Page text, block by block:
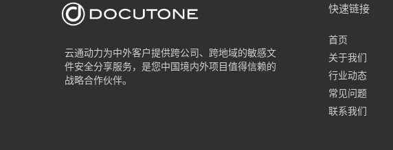
云通动力为中外客户提供跨公司、跨地域的敏感文
件安全分享服务，是您中国境内外项目值得信赖的
战略合作伙伴。
快速链接
首页
关于我们
行业动态
常见问题
联系我们